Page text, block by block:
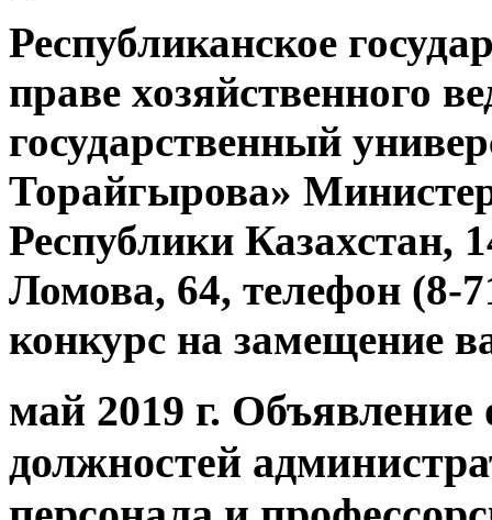
Республиканское
праве хозяйственного
государственный
Торайгырова»
Республики Казахстан,
Ломова, 64, телефон (8-
конкурс на замещение
май 2019 г.
должностей